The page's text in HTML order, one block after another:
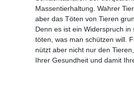
Massentierhaltung. Wahrer
aber das Töten von Tieren
Denn es ist ein Widerspruch in
töten, was man schützen will.
nützt aber nicht nur den
Ihrer Gesundheit und damit